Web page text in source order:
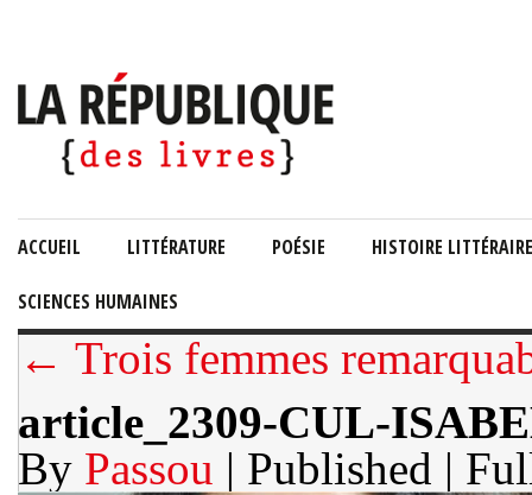
ACCUEIL LITTÉRATURE POÉSIE HISTOIRE LITTÉRAIRE
SCIENCES HUMAINES
← Trois femmes
article_2309-CUL-
By Passou | Published |